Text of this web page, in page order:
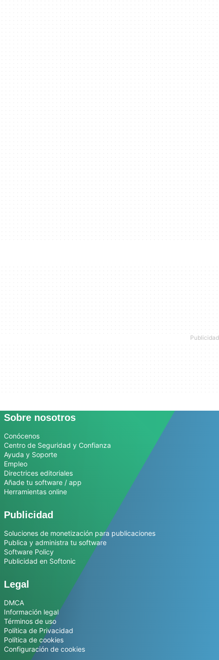
Sobre nosotros
Conócenos
Centro de Seguridad y Confianza
Ayuda y Soporte
Empleo
Directrices editoriales
Añade tu software / app
Herramientas online
Publicidad
Soluciones de monetización para publicaciones
Publica y administra tu software
Software Policy
Publicidad en Softonic
Legal
DMCA
Información legal
Términos de uso
Política de Privacidad
Política de cookies
Configuración de cookies